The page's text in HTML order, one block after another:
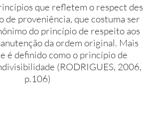
que refletem o respect des
de proveniência, que costuma ser
do princípio de respeito aos
da ordem original. Mais
é definido como o princípio de
(RODRIGUES, 2006,
p.106)